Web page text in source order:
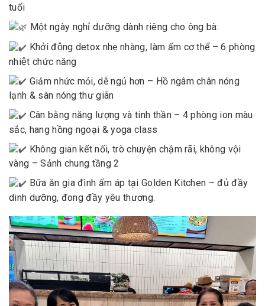
tuổi
Một ngày nghỉ dưỡng dành riêng cho ông bà:
Khởi động detox nhẹ nhàng, làm ấm cơ thể – 6 phòng
nhiệt chức năng
Giảm nhức mỏi, dễ ngủ hơn – Hồ ngâm chân nóng
lạnh & sàn nóng thư giãn
Cân bằng năng lượng và tinh thần – 4 phòng ion màu
sắc, hang hồng ngoại & yoga class
Không gian kết nối, trò chuyện chậm rãi, không vội
vàng – Sảnh chung tầng 2
Bữa ăn gia đình ấm áp tại Golden Kitchen – đủ đầy
dinh dưỡng, đong đầy yêu thương.